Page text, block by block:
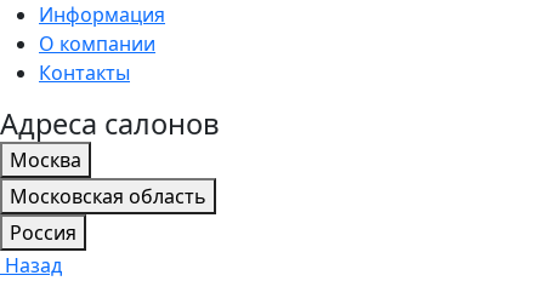
Информация
О компании
Контакты
Адреса салонов
Москва
Московская область
Россия
Назад